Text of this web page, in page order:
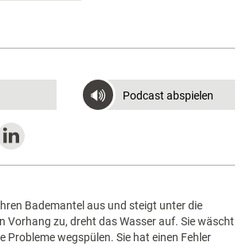
Podcast abspielen
Bademantel aus und steigt unter die
Vorhang zu, dreht das Wasser auf. Sie wäscht
Probleme wegspülen. Sie hat einen Fehler